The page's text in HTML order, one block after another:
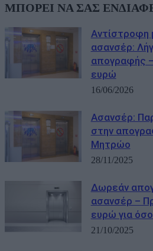
ΜΠΟΡΕΙ ΝΑ ΣΑΣ
Αντίστροφη
ασανσέρ:
απογραφής
ευρώ
16/06/2026
Ασανσέρ:
στην
Μητρώο
28/11/2025
Δωρεάν
ασανσέρ –
ευρώ για
21/10/2025